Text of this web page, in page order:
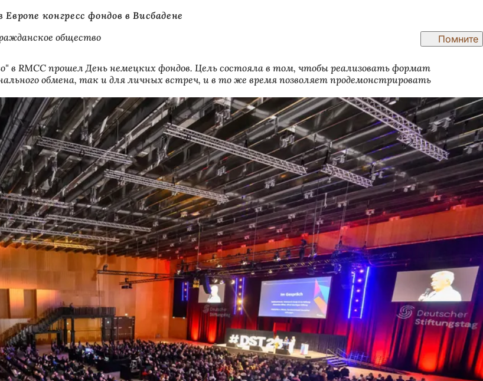
конгресс фондов в Висбадене
общество
Помните
в RMCC прошел День немецких фондов. Цель состояла в том, чтобы реализовать формат
обмена, так и для личных встреч, и в то же время позволяет продемонстрировать